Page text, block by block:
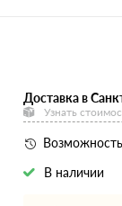
Доставка в
Узнать
В наличии